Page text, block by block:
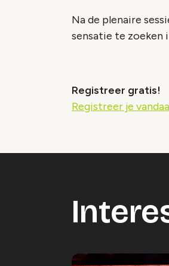
Na de plenaire
sensatie te zoeken
Registreer gratis!
Registreer je